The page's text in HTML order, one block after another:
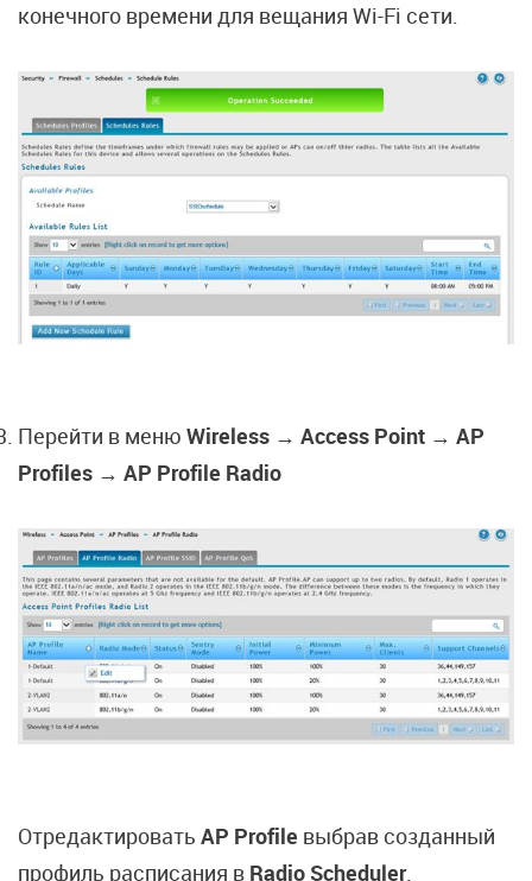
конечного времени для вещания Wi-Fi сети.
Перейти в меню Wireless → Access Point → AP
Profiles → AP Profile Radio
Отредактировать AP Profile выбрав созданный
профиль расписания в Radio Scheduler.